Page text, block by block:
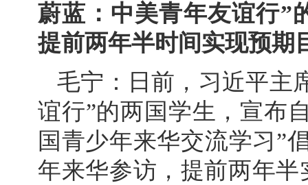
蔚蓝：中美青年友谊行”
提前两年半时间实现预期
毛宁：日前，习近平主
谊行”的两国学生，宣布
国青少年来华交流学习”
年来华参访，提前两年